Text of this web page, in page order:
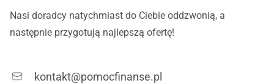
Nasi doradcy natychmiast do Ciebie oddzwonią, a
następnie przygotują najlepszą ofertę!
kontakt@pomocfinanse.pl